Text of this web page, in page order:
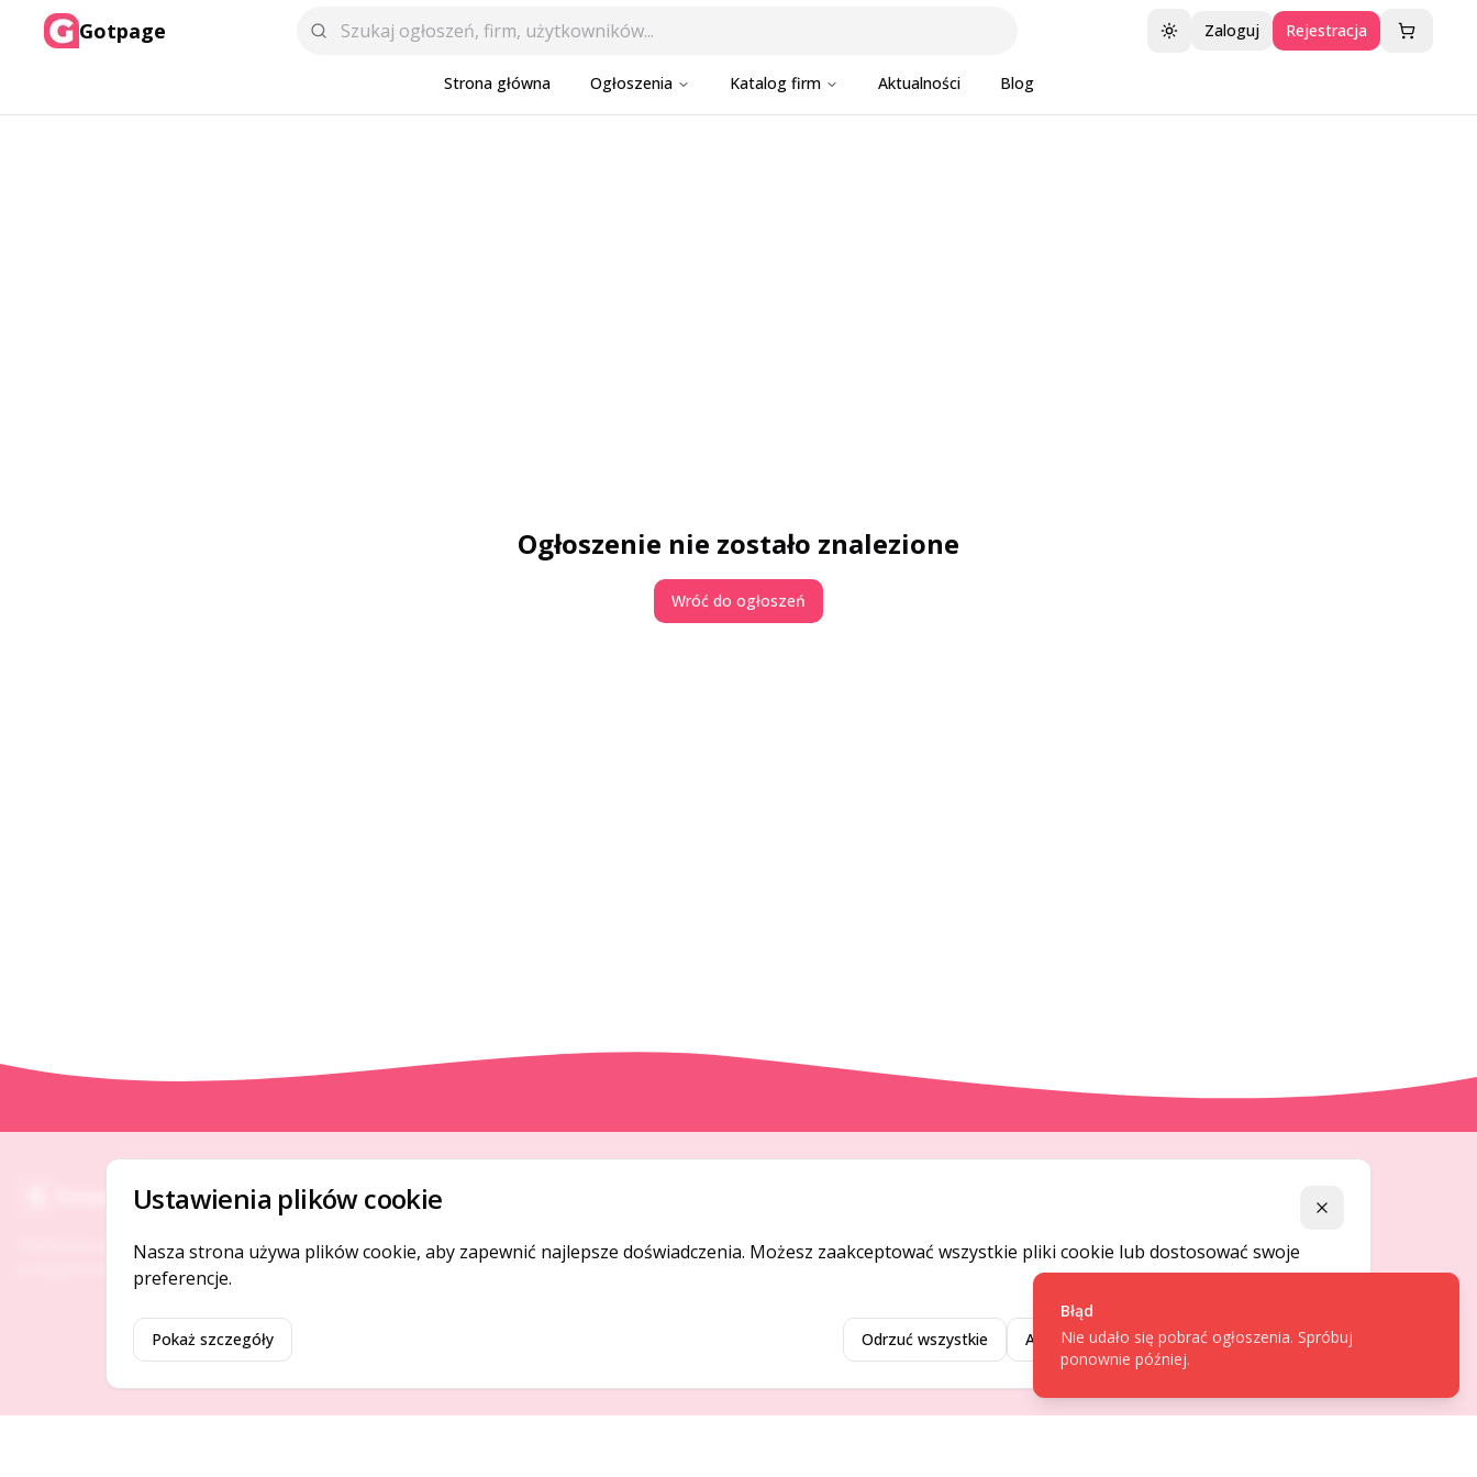
Gotpage Przełącz motyw
Zaloguj Rejestracja
Strona główna Ogłoszenia Katalog firm Aktualności Blog
Ogłoszenie nie zostało znalezione
Wróć do ogłoszeń
Gotpage
Platforma ogłoszeń i firm, która łączy ludzi i
rozwija biznes w Twojej okolicy.
O NAS
Kontakt
Usługi premium
Regulamin
Błąd
Nie udało się pobrać ogłoszenia. Spróbuj
ponownie później.
Ustawienia plików cookie Zamknij
Nasza strona używa plików cookie, aby zapewnić najlepsze doświadczenia. Możesz zaakceptować wszystkie pliki cookie lub dostosować swoje
preferencje.
Pokaż szczegóły Odrzuć wszystkie Akceptuj wybrane Akceptuj wszystkie